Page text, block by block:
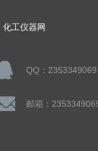
化工仪器网
QQ：2353349069
邮箱：